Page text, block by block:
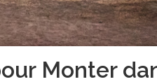
Monter